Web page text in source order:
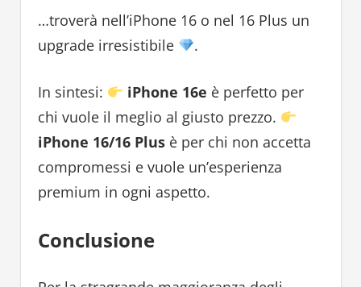
…troverà nell’iPhone 16 o nel 16 Plus un
upgrade irresistibile
.
In sintesi: iPhone 16e è perfetto per
chi vuole il meglio al giusto prezzo.
iPhone 16/16 Plusè per chi non accetta
compromessi e vuole un’esperienza
premium in ogni aspetto.
Conclusione